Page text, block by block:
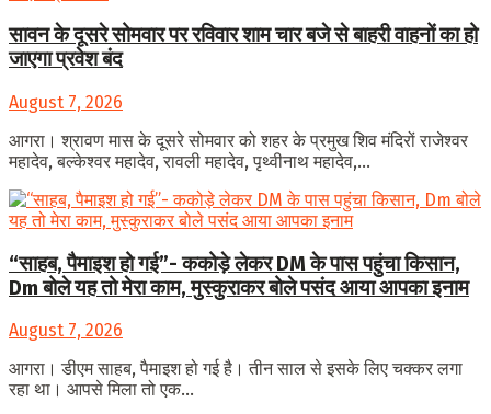
सावन के दूसरे सोमवार पर रविवार शाम चार बजे से बाहरी वाहनों का हो
जाएगा प्रवेश बंद
August 7, 2026
आगरा। श्रावण मास के दूसरे सोमवार को शहर के प्रमुख शिव मंदिरों राजेश्वर
महादेव, बल्केश्वर महादेव, रावली महादेव, पृथ्वीनाथ महादेव,...
“साहब, पैमाइश हो गई”- ककोड़े लेकर DM के पास पहुंचा किसान,
Dm बोले यह तो मेरा काम, मुस्कुराकर बोले पसंद आया आपका इनाम
August 7, 2026
आगरा। डीएम साहब, पैमाइश हो गई है। तीन साल से इसके लिए चक्कर लगा
रहा था। आपसे मिला तो एक...